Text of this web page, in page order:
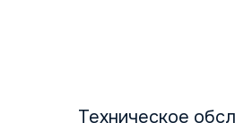
Техническое